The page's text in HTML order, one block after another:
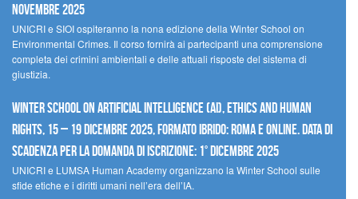
novembre 2025
UNICRI e SIOI ospiteranno la nona edizione della Winter School on
Environmental Crimes. Il corso fornirà ai partecipanti una comprensione
completa dei crimini ambientali e delle attuali risposte del sistema di
giustizia.
Winter School on Artificial Intelligence (AI), Ethics and Human
Rights, 15 – 19 dicembre 2025, Formato Ibrido: Roma e online. Data di
scadenza per la domanda di iscrizione: 1° dicembre 2025
UNICRI e LUMSA Human Academy organizzano la Winter School sulle
sfide etiche e i diritti umani nell’era dell’IA.